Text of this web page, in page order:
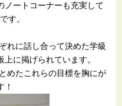
ノートコーナーも充実して
す。
れに話し合って決めた学級
に掲げられています。
めたこれらの目標を胸にが